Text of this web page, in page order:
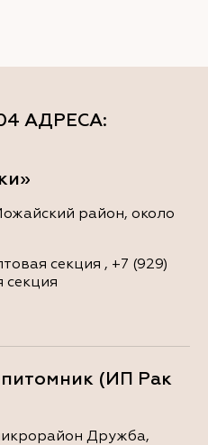
АДРЕСА:
район, около
секция , +7 (929)
секция
(ИП Рак
Дружба,